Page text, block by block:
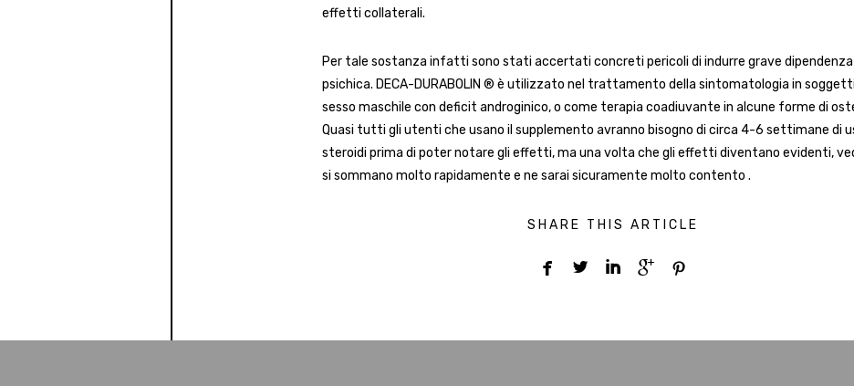
effetti collaterali.
Per tale sostanza infatti sono stati accertati concreti pericoli di indurre grave dipendenza
psichica. DECA-DURABOLIN ® è utilizzato nel trattamento della sintomatologia in
sesso maschile con deficit androginico, o come terapia coadiuvante in alcune forme di
Quasi tutti gli utenti che usano il supplemento avranno bisogno di circa 4-6 settimane di
steroidi prima di poter notare gli effetti, ma una volta che gli effetti diventano evidenti,
si sommano molto rapidamente e ne sarai sicuramente molto contento .
SHARE THIS ARTICLE
    